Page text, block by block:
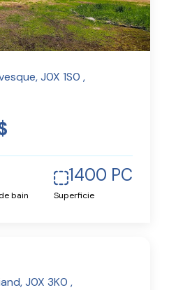
J0X 1S0 ,
bain
1400 PC
Superficie
J0X 3K0 ,